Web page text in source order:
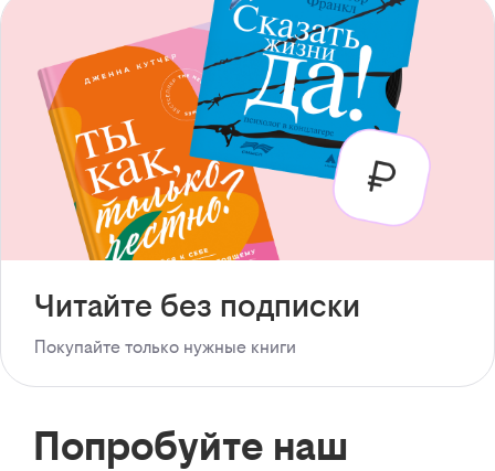
Читайте без подписки
Покупайте только нужные книги
Попробуйте наш